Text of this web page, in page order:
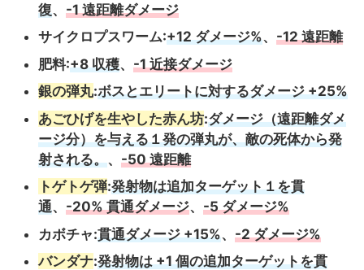
復、 -1 遠距離ダメージ
サイクロプスワーム:+12 ダメージ%、 -12 遠距離
肥料:+8 収穫、 -1 近接ダメージ
銀の弾丸:ボスとエリートに対するダメージ +25%
あごひげを生やした赤ん坊:ダメージ（遠距離ダメ
ージ分）を与える１発の弾丸が、敵の死体から発
射される。、 -50 遠距離
トゲトゲ弾:発射物は追加ターゲット１を貫
通、 -20% 貫通ダメージ、 -5 ダメージ%
カボチャ:貫通ダメージ +15%、 -2 ダメージ%
バンダナ:発射物は +1 個の追加ターゲットを貫